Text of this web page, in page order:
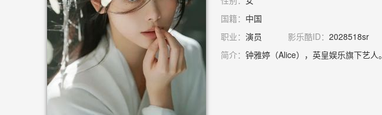
国籍： 中国
职业： 演员 影乐酷ID： 2028518sr
简介： 钟雅婷（Alice），英皇娱乐旗下艺人。